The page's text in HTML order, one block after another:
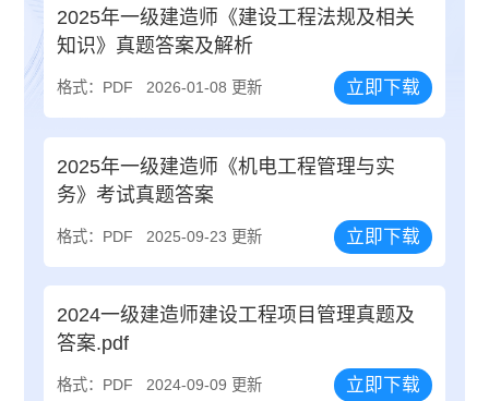
2025年一级建造师《建设工程法规及相关
知识》真题答案及解析
格式：PDF 2026-01-08 更新 立即下载
2025年一级建造师《机电工程管理与实
务》考试真题答案
格式：PDF 2025-09-23 更新 立即下载
2024一级建造师建设工程项目管理真题及
答案.pdf
格式：PDF 2024-09-09 更新 立即下载